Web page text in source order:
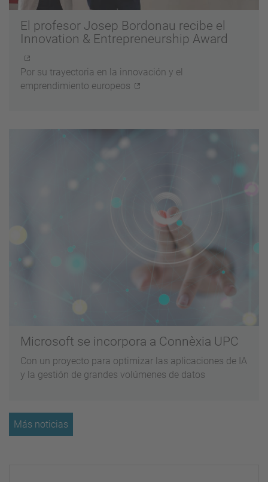
El profesor Josep Bordonau recibe el
Innovation & Entrepreneurship Award
Por su trayectoria en la innovación y el
emprendimiento europeos
Microsoft se incorpora a Connèxia UPC
Con un proyecto para optimizar las aplicaciones de IA
y la gestión de grandes volúmenes de datos
Más noticias